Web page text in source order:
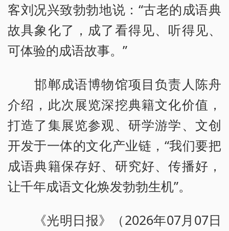
客刘况兴致勃勃地说：“古老的成语典
故具象化了，成了看得见、听得见、
可体验的成语故事。”
邯郸成语博物馆项目负责人陈舟
介绍，此次展览深挖典籍文化价值，
打造了集展览参观、研学游学、文创
开发于一体的文化产业链，“我们要把
成语典籍保存好、研究好、传播好，
让千年成语文化焕发勃勃生机”。
《光明日报》（2026年07月07日